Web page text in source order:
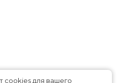
cookies для вашего